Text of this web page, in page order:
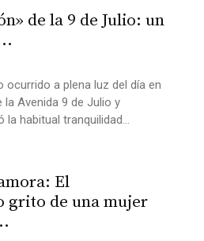
de la 9 de Julio: un
ocurrido a plena luz del día en
Avenida 9 de Julio y
la habitual tranquilidad...
El
grito de una mujer